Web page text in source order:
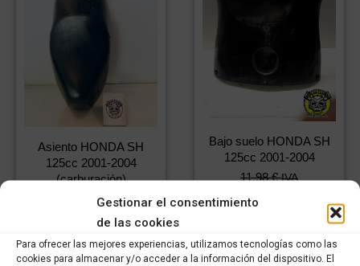
Gestionar el consentimiento
de las cookies
Para ofrecer las mejores experiencias, utilizamos tecnologías como las
cookies para almacenar y/o acceder a la información del dispositivo. El
Asiento HONDA SH
125cc 2001-2004
(carburación)
era:
74,99 €.
€El
precio
actual
es:
49,99 €.
IVA
34,99 €
Bajo suelo HONDA SH
125cc 2001-2004
11,98€ IVA
incluido
Comprar